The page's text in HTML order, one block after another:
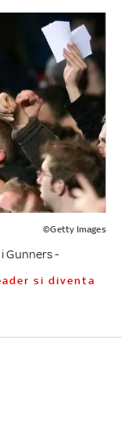
©Getty Images
Gunners -
si diventa